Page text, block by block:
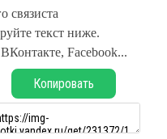
связиста
текст ниже.
Facebook...
Копировать